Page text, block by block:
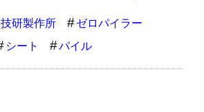
技研製作所
ゼロパイラー
シート パイル